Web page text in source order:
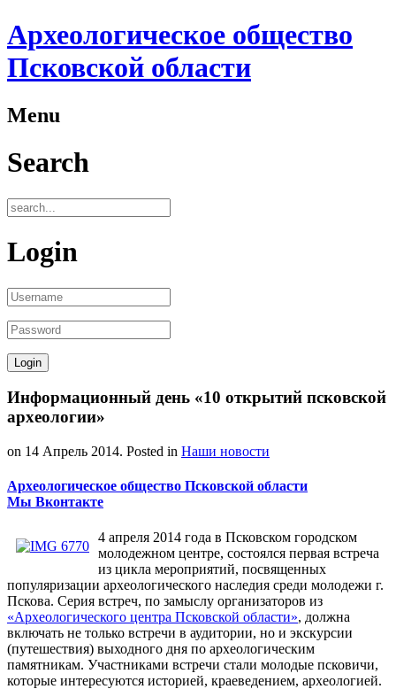
Археологическое общество
Псковской области
Menu
Search
Login
Информационный день «10 открытий псковской
археологии»
on 14 Апрель 2014. Posted in Наши новости
Археологическое общество Псковской области
Мы Вконтакте
4 апреля 2014 года в Псковском городском
молодежном центре, состоялся первая встреча
из цикла мероприятий, посвященных
популяризации археологического наследия среди молодежи г.
Пскова. Серия встреч, по замыслу организаторов из
«Археологического центра Псковской области», должна
включать не только встречи в аудитории, но и экскурсии
(путешествия) выходного дня по археологическим
памятникам. Участниками встречи стали молодые псковичи,
которые интересуются историей, краеведением, археологией.